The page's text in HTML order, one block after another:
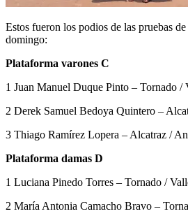
Estos fueron los podios de las pruebas
domingo:
Plataforma varones C
1 Juan Manuel Duque Pinto – Tornado /
2 Derek Samuel Bedoya Quintero –
3 Thiago Ramírez Lopera – Alcatraz /
Plataforma damas D
1 Luciana Pinedo Torres – Tornado /
2 María Antonia Camacho Bravo –